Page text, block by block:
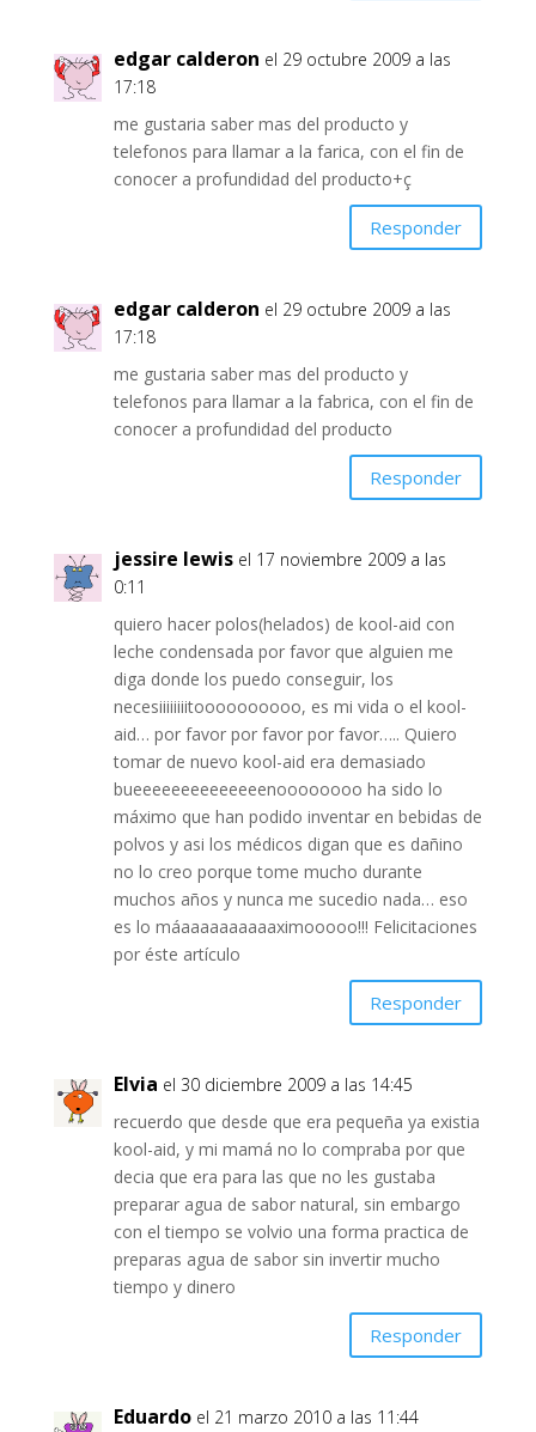
edgar calderon el 29 octubre 2009 a las
17:18
me gustaria saber mas del producto y
telefonos para llamar a la farica, con el fin de
conocer a profundidad del producto+ç
Responder
edgar calderon el 29 octubre 2009 a las
17:18
me gustaria saber mas del producto y
telefonos para llamar a la fabrica, con el fin de
conocer a profundidad del producto
Responder
jessire lewis el 17 noviembre 2009 a las
0:11
quiero hacer polos(helados) de kool-aid con
leche condensada por favor que alguien me
diga donde los puedo conseguir, los
necesiiiiiiiitoooooooooo, es mi vida o el kool-
aid… por favor por favor por favor….. Quiero
tomar de nuevo kool-aid era demasiado
bueeeeeeeeeeeeeenoooooooo ha sido lo
máximo que han podido inventar en bebidas de
polvos y asi los médicos digan que es dañino
no lo creo porque tome mucho durante
muchos años y nunca me sucedio nada… eso
es lo máaaaaaaaaaaximooooo!!! Felicitaciones
por éste artículo
Responder
Elvia el 30 diciembre 2009 a las 14:45
recuerdo que desde que era pequeña ya existia
kool-aid, y mi mamá no lo compraba por que
decia que era para las que no les gustaba
preparar agua de sabor natural, sin embargo
con el tiempo se volvio una forma practica de
preparas agua de sabor sin invertir mucho
tiempo y dinero
Responder
Eduardo el 21 marzo 2010 a las 11:44